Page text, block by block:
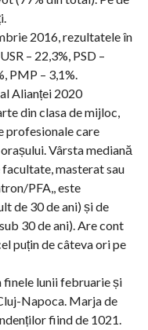
2016, rezultatele în
– 22,3%, PSD –
PMP – 3,1%.
Alianței 2020
din clasa de mijloc,
profesionale care
Vârsta mediană
masterat sau
PFA,, este
de 30 de ani) și de
30 de ani). Are cont
puțin de câteva ori pe
finele lunii februarie și
Napoca. Marja de
fiind de 1021.